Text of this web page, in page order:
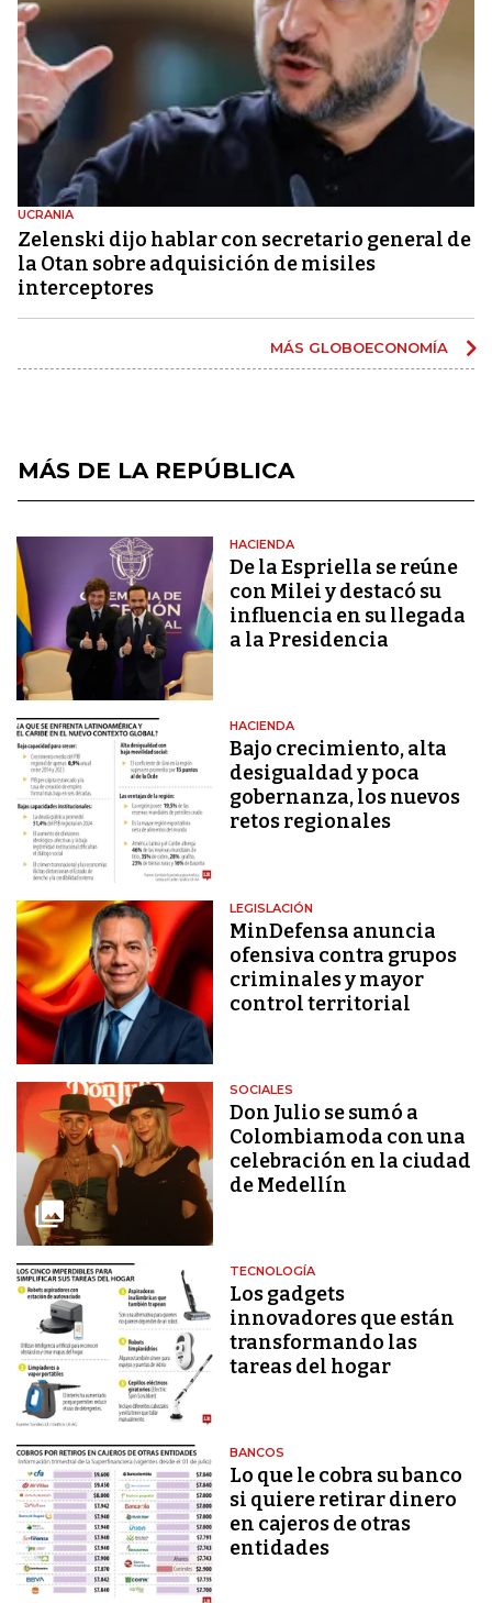
UCRANIA
Zelenski dijo hablar con secretario general de
la Otan sobre adquisición de misiles
interceptores
MÁS GLOBOECONOMÍA
MÁS DE LA REPÚBLICA
HACIENDA
De la Espriella se reúne
con Milei y destacó su
influencia en su llegada
a la Presidencia
HACIENDA
Bajo crecimiento, alta
desigualdad y poca
gobernanza, los nuevos
retos regionales
LEGISLACIÓN
MinDefensa anuncia
ofensiva contra grupos
criminales y mayor
control territorial
SOCIALES
Don Julio se sumó a
Colombiamoda con una
celebración en la ciudad
de Medellín
TECNOLOGÍA
Los gadgets
innovadores que están
transformando las
tareas del hogar
BANCOS
Lo que le cobra su banco
si quiere retirar dinero
en cajeros de otras
entidades